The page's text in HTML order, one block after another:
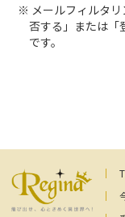
メールフィルタ
否する」または「
です。